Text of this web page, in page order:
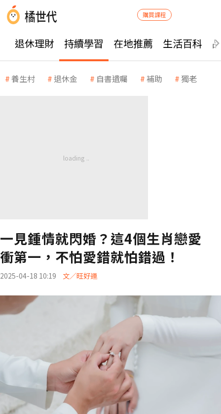
購買課程
退休理財 持續學習 在地推薦 生活百科
養生村 退休金 自書遺囑 補助 獨老
一見鍾情就閃婚？這4個生肖戀愛
衝第一，不怕愛錯就怕錯過！
2025-04-18 10:19 文／旺好運